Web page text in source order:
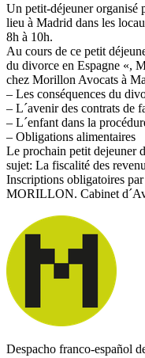
Un petit-déjeuner organisé
lieu à Madrid dans les
8h à 10h.
Au cours de ce petit
du divorce en Espagne «,
chez Morillon Avocats à
– Les conséquences du
– L´avenir des contrats de
– L´enfant dans la
– Obligations alimentaires
Le prochain petit dejeuner
sujet: La fiscalité des
Inscriptions obligatoires
MORILLON. Cabinet
Despacho franco-español